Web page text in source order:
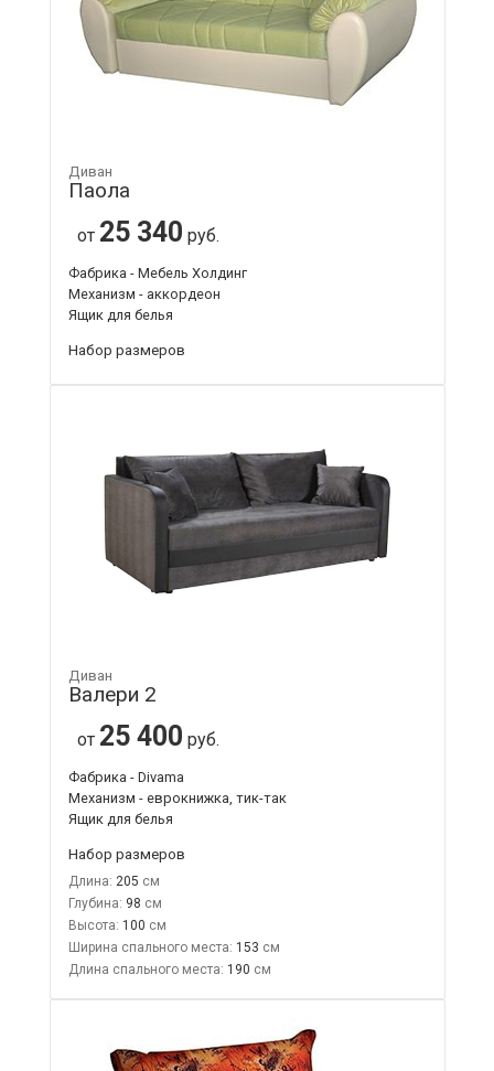
Диван
Паола
от 25 340 руб.
Фабрика - Мебель Холдинг
Механизм - аккордеон
Ящик для белья
Набор размеров
Диван
Валери 2
от 25 400 руб.
Фабрика - Divama
Механизм - еврокнижка, тик-так
Ящик для белья
Набор размеров
Длина: 205
Глубина: 98
Высота: 100
Ширина спального места: 153
Длина спального места: 190